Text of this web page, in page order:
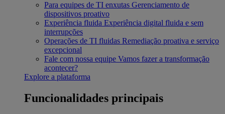
Para equipes de TI enxutas Gerenciamento de
dispositivos proativo
Experiência fluida Experiência digital fluida e sem
interrupções
Operações de TI fluidas Remediação proativa e serviço
excepcional
Fale com nossa equipe Vamos fazer a transformação
acontecer?
Explore a plataforma
Funcionalidades principais